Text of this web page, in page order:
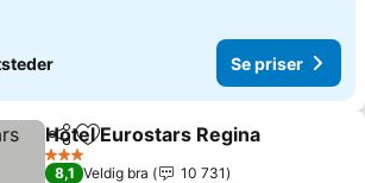
Se priser
Del Legg til i favoritter
Hotel Eurostars Regina
3 Stjerner
8,1 Veldig bra
10 731